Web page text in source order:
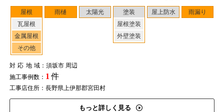
屋根
瓦屋根
金属屋根
その他
雨樋 太陽光
塗装
屋根塗装
外壁塗装
屋上防水 雨漏り
対応地域：須坂市 周辺
施工事例数： 1 件
工事店住所：長野県上伊那郡宮田村
もっと詳しく見る